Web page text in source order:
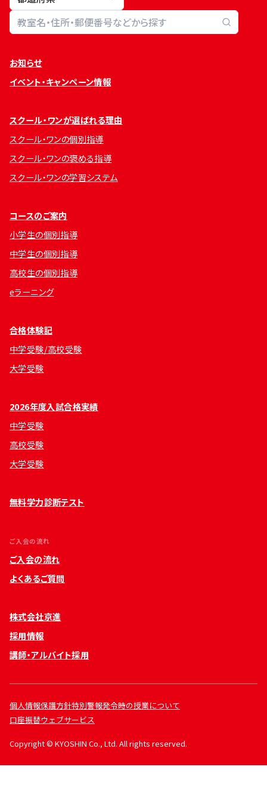
教室検索
お知らせ
イベント・キャンペーン情報
スクール・ワンが選ばれる理由
スクール・ワンの個別指導
スクール・ワンの褒める指導
スクール・ワンの学習システム
コースのご案内
小学生の個別指導
中学生の個別指導
高校生の個別指導
eラーニング
合格体験記
中学受験/高校受験
大学受験
2026年度入試合格実績
中学受験
高校受験
大学受験
無料学力診断テスト
ご入会の流れ
ご入会の流れ
よくあるご質問
株式会社京進
採用情報
講師・アルバイト採用
個人情報保護方針特別警報発令時の授業について
口座振替ウェブサービス
Copyright © KYOSHIN Co., Ltd. All rights reserved.